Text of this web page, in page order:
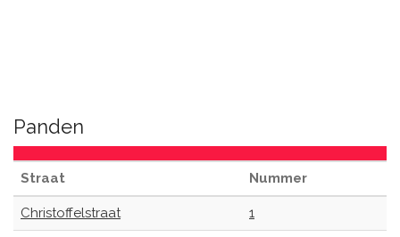
Panden
Straat Nummer
Christoffelstraat 1